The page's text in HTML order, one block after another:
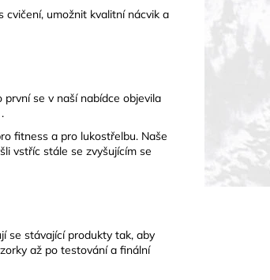
umožnit kvalitní nácvik a
první se v naší nabídce objevila
fitness a pro lukostřelbu. Naše
vstříc stále se zvyšujícím se
se stávající produkty tak, aby
až po testování a finální